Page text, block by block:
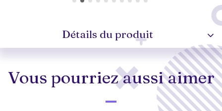
Détails du produit
Vous pourriez aussi aimer